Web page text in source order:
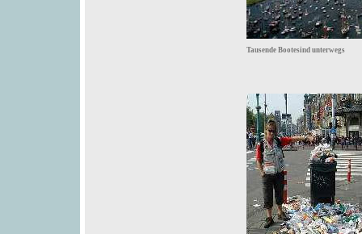
Tausende Bootesind unterwegs